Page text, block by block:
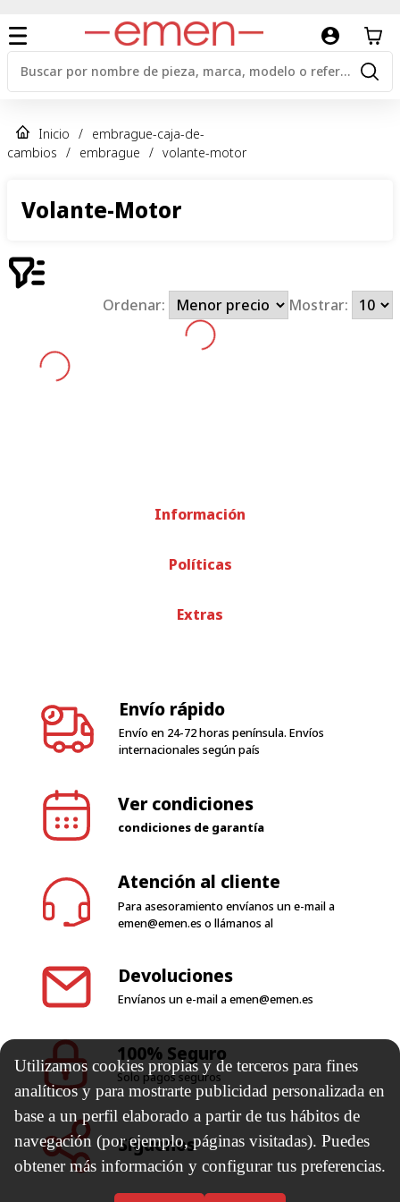
Inicio / embrague-caja-de-
cambios / embrague / volante-motor
Volante-Motor
Ordenar: Mostrar:
Información
Políticas
Extras
Envío rápido
Envío en 24-72 horas península. Envíos
internacionales según país
Ver condiciones
condiciones de garantía
Atención al cliente
Para asesoramiento envíanos un e-mail a
emen@emen.es o llámanos al
Devoluciones
Envíanos un e-mail aemen@emen.es
100% Seguro
Solo pagos seguros
Síguenos
Utilizamos cookies propias y de terceros para fines
analíticos y para mostrarte publicidad personalizada en
base a un perfil elaborado a partir de tus hábitos de
navegación (por ejemplo, páginas visitadas). Puedes
obtener más información y configurar tus preferencias.